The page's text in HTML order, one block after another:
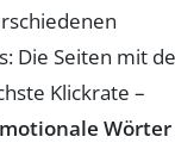
Die Seiten mit
Klickrate –
Wörter